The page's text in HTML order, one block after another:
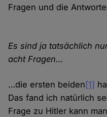
Fragen und die
Es sind ja tatsächlich
acht Fragen…
…die ersten beiden [1]
Das fand ich natürlich
Frage zu Hitler kann